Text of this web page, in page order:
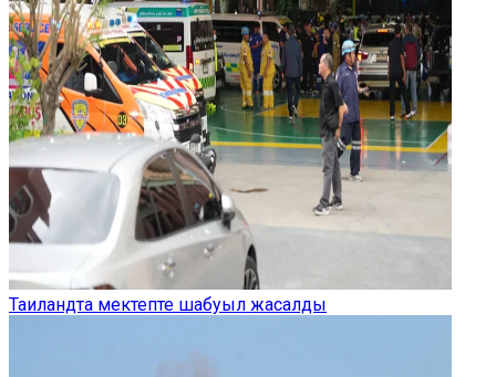
Таиландта мектепте шабуыл жасалды